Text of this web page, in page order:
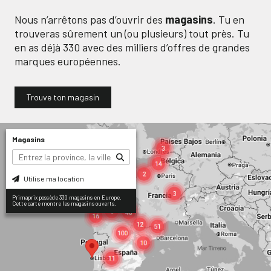
Nous n’arrêtons pas d’ouvrir des magasins. Tu en
trouveras sûrement un (ou plusieurs) tout près. Tu
en as déjà 330 avec des milliers d’offres de grandes
marques européennes.
Trouve ton magasin
Magasins
Utilise ma location
Primaprix possède 330 magasins en Europe.
Cette carte montre les magasins ouverts.